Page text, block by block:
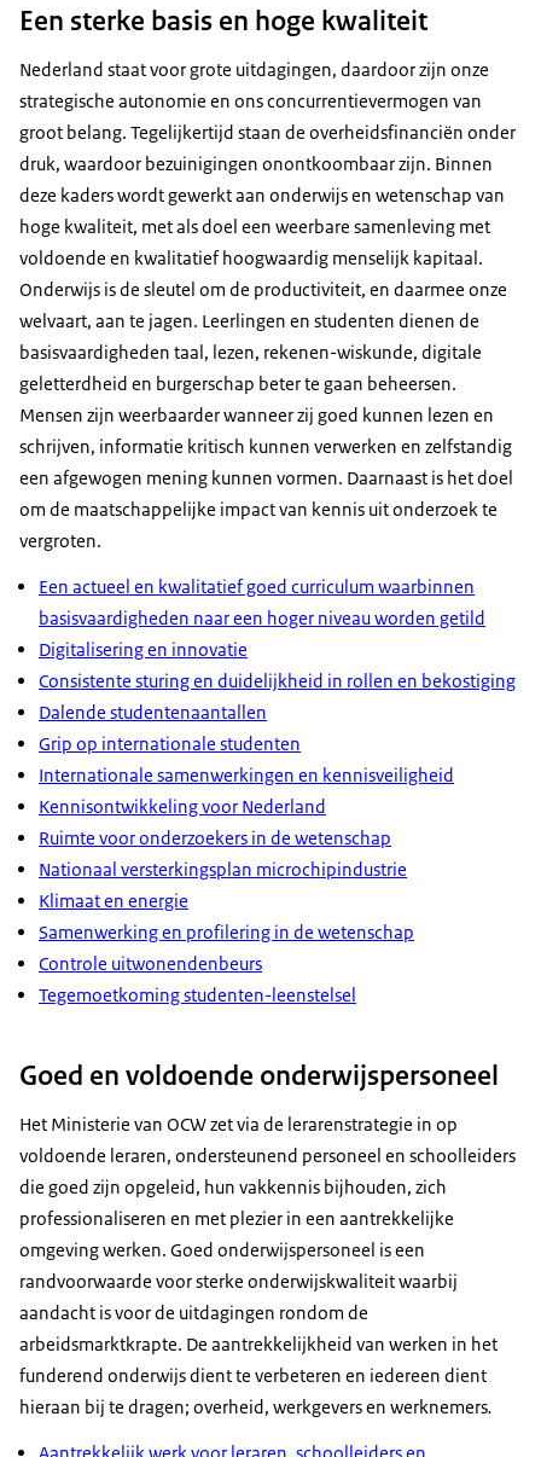
Een sterke basis en hoge kwaliteit
Nederland staat voor grote uitdagingen, daardoor zijn onze
strategische autonomie en ons concurrentievermogen van
groot belang. Tegelijkertijd staan de overheidsfinanciën onder
druk, waardoor bezuinigingen onontkoombaar zijn. Binnen
deze kaders wordt gewerkt aan onderwĳs en wetenschap van
hoge kwaliteit, met als doel een weerbare samenleving met
voldoende en kwalitatief hoogwaardig menselijk kapitaal.
Onderwijs is de sleutel om de productiviteit, en daarmee onze
welvaart, aan te jagen. Leerlingen en studenten dienen de
basisvaardigheden taal, lezen, rekenen-wiskunde, digitale
geletterdheid en burgerschap beter te gaan beheersen.
Mensen zijn weerbaarder wanneer zij goed kunnen lezen en
schrijven, informatie kritisch kunnen verwerken en zelfstandig
een afgewogen mening kunnen vormen. Daarnaast is het doel
om de maatschappelĳke impact van kennis uit onderzoek te
vergroten.
Een actueel en kwalitatief goed curriculum waarbinnen
basisvaardigheden naar een hoger niveau worden getild
Digitalisering en innovatie
Consistente sturing en duidelijkheid in rollen en bekostiging
Dalende studentenaantallen
Grip op internationale studenten
Internationale samenwerkingen en kennisveiligheid
Kennisontwikkeling voor Nederland
Ruimte voor onderzoekers in de wetenschap
Nationaal versterkingsplan microchipindustrie
Klimaat en energie
Samenwerking en profilering in de wetenschap
Controle uitwonendenbeurs
Tegemoetkoming studenten-leenstelsel
Goed en voldoende onderwijspersoneel
Het Ministerie van OCW zet via de lerarenstrategie in op
voldoende leraren, ondersteunend personeel en schoolleiders
die goed zĳn opgeleid, hun vakkennis bĳhouden, zich
professionaliseren en met plezier in een aantrekkelĳke
omgeving werken. Goed onderwijspersoneel is een
randvoorwaarde voor sterke onderwijskwaliteit waarbij
aandacht is voor de uitdagingen rondom de
arbeidsmarktkrapte. De aantrekkelijkheid van werken in het
funderend onderwijs dient te verbeteren en iedereen dient
hieraan bij te dragen; overheid, werkgevers en werknemers.